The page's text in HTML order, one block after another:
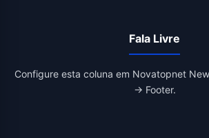
Fala Livre
Configure esta coluna em Novatopnet
→ Footer.